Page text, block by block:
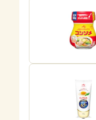
「味
商
「ピ
リー
商